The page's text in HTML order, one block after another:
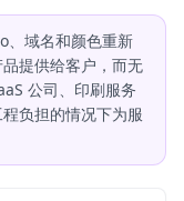
、域名和颜色重新
提供给客户，而无
公司、印刷服务
负担的情况下为服